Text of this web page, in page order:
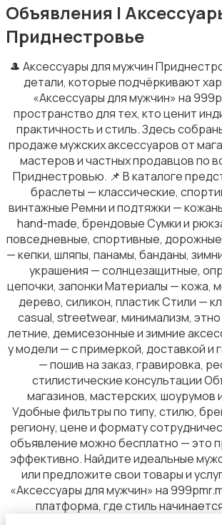
Обувь
Нижнее белье
Домашняя одежда
Головные уборы
Верхняя одежда
Объявления |
Приднестровье
🎩 Аксессуары для мужчин
детали, которые подчёркивают
«Аксессуары для мужчин» на
пространство для тех, кто ценит
практичность и стиль. Здесь
продаже мужских аксессуаров от
мастеров и частных продавцов по
Приднестровью. 📌 В каталоге
браслеты — классические,
винтажные Ремни и подтяжки —
hand-made, брендовые Сумки и
повседневные, спортивные,
— кепки, шляпы, панамы, банданы,
украшения — солнцезащитные,
цепочки, запонки Материалы — кожа,
дерево, силикон, пластик Стили —
casual, streetwear, минимализм,
летние, демисезонные и зимние
у модели — с примеркой, доставкой и
— пошив на заказ, гравировка,
стилистические консультации
магазинов, мастерских, шоурумов
Удобные фильтры по типу, стилю,
региону, цене и формату
объявление можно бесплатно — это
эффективно. Найдите идеальные
или предложите свои товары и
«Аксессуары для мужчин» на
платформа, где стиль